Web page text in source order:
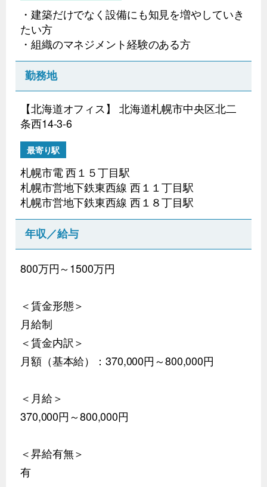
・建築だけでなく設備にも知見を増やしていき
たい方
・組織のマネジメント経験のある方
勤務地
【北海道オフィス】 北海道札幌市中央区北二
条西14-3-6
最寄り駅
札幌市電 西１５丁目駅
札幌市営地下鉄東西線 西１１丁目駅
札幌市営地下鉄東西線 西１８丁目駅
年収／給与
800万円～1500万円
＜賃金形態＞
月給制
＜賃金内訳＞
月額（基本給）：370,000円～800,000円
＜月給＞
370,000円～800,000円
＜昇給有無＞
有